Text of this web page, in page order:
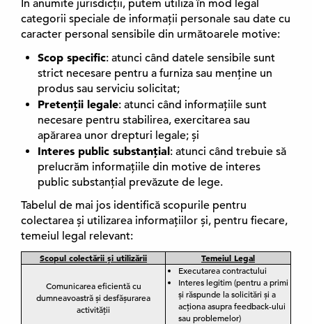
În anumite jurisdicții, putem utiliza în mod legal
categorii speciale de informații personale sau date cu
caracter personal sensibile din următoarele motive:
Scop specific: atunci când datele sensibile sunt
strict necesare pentru a furniza sau menține un
produs sau serviciu solicitat;
Pretenții legale: atunci când informațiile sunt
necesare pentru stabilirea, exercitarea sau
apărarea unor drepturi legale; și
Interes public substanțial: atunci când trebuie să
prelucrăm informațiile din motive de interes
public substanțial prevăzute de lege.
Tabelul de mai jos identifică scopurile pentru
colectarea și utilizarea informațiilor și, pentru fiecare,
temeiul legal relevant:
Scopul colectării și utilizării Temeiul Legal
Comunicarea eficientă cu
dumneavoastră și desfășurarea
activității
Executarea contractului
Interes legitim (pentru a primi
și răspunde la solicitări și a
acționa asupra feedback-ului
sau problemelor)